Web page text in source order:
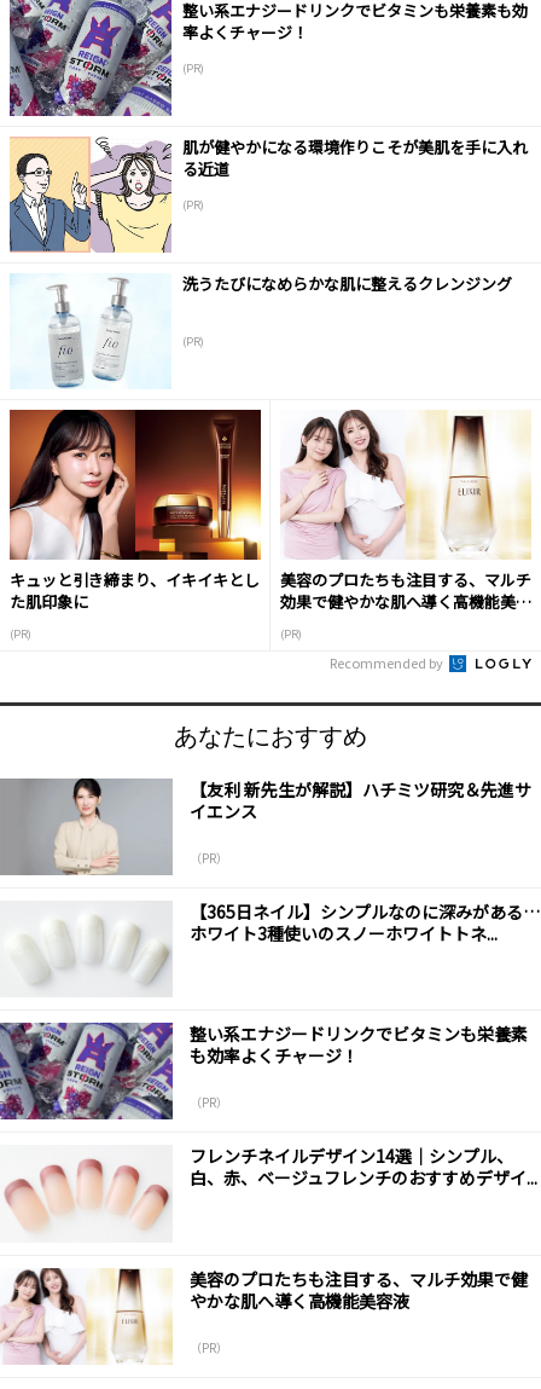
整い系エナジードリンクでビタミンも栄養素も効
率よくチャージ！
(PR)
肌が健やかになる環境作りこそが美肌を手に入れ
る近道
(PR)
洗うたびになめらかな肌に整えるクレンジング
(PR)
キュッと引き締まり、イキイキとし
た肌印象に
(PR)
美容のプロたちも注目する、マルチ
効果で健やかな肌へ導く高機能美容
(PR)
Recommended by
あなたにおすすめ
【友利 新先生が解説】ハチミツ研究＆先進サ
イエンス
（PR）
【365日ネイル】シンプルなのに深みがある…
ホワイト3種使いのスノーホワイトトネ...
整い系エナジードリンクでビタミンも栄養素
も効率よくチャージ！
（PR）
フレンチネイルデザイン14選｜シンプル、
白、赤、ベージュフレンチのおすすめデザイ...
美容のプロたちも注目する、マルチ効果で健
やかな肌へ導く高機能美容液
（PR）